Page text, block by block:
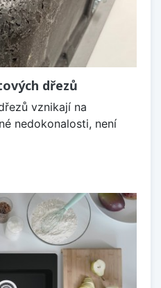
dřezů
vznikají na
nedokonalosti, není